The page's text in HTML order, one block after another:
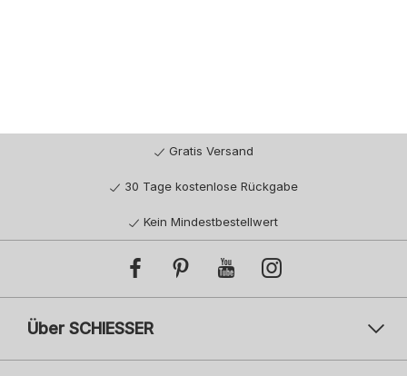
Gratis Versand
30 Tage kostenlose Rückgabe
Kein Mindestbestellwert
Über SCHIESSER